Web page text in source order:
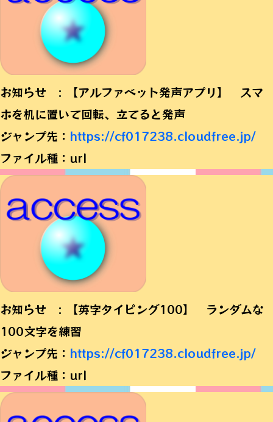
お知らせ : 【アルファベット発声アプリ】 スマ
ホを机に置いて回転、立てると発声
ジャンプ先： https://cf017238.cloudfree.jp/
ファイル種：url
お知らせ : 【英字タイピング100】 ランダムな
100文字を練習
ジャンプ先： https://cf017238.cloudfree.jp/
ファイル種：url